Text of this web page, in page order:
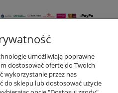
KONTO
umożliwiają poprawne
dostosować ofertę do Twoich
wykorzystanie przez nas
do sklepu lub dostosować użycie